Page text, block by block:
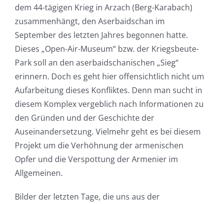
dem 44-tägigen Krieg in Arzach (Berg-Karabach)
zusammenhängt, den Aserbaidschan im
September des letzten Jahres begonnen hatte.
Dieses „Open-Air-Museum“ bzw. der Kriegsbeute-
Park soll an den aserbaidschanischen „Sieg“
erinnern. Doch es geht hier offensichtlich nicht um
Aufarbeitung dieses Konfliktes. Denn man sucht in
diesem Komplex vergeblich nach Informationen zu
den Gründen und der Geschichte der
Auseinandersetzung. Vielmehr geht es bei diesem
Projekt um die Verhöhnung der armenischen
Opfer und die Verspottung der Armenier im
Allgemeinen.
Bilder der letzten Tage, die uns aus der